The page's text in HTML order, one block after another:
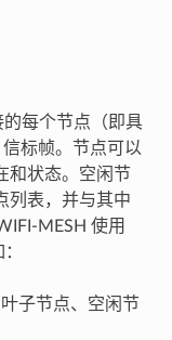
的每个节点（即具
标帧。节点可以
和状态。空闲节
列表，并与其中
MESH 使用
子节点、空闲节